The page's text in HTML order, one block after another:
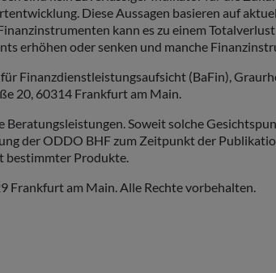
Diese Aussagen basieren auf
kann es zu einem
erhöhen oder senken und manche
Finanzdienstleistungsaufsicht (BaFin),
20, 60314 Frankfurt am Main.
Soweit solche
der ODDO BHF zum Zeitpunkt der
bestimmter Produkte.
Frankfurt am Main. Alle Rechte vorbehalten.